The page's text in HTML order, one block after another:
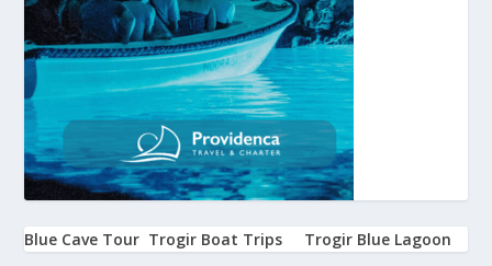
Blue Cave Tour Trogir Boat Trips Trogir Blue Lagoon